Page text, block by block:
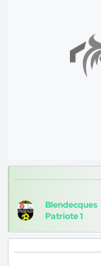
Blendecques
Patriote 1